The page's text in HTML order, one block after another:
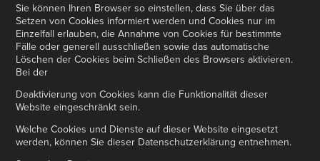
Sie können Ihren Browser so einstellen, dass Sie über das
Setzen von Cookies informiert werden und Cookies nur im
Einzelfall erlauben, die Annahme von Cookies für bestimmte
Fälle oder generell ausschließen sowie das automatische
Löschen der Cookies beim Schließen des Browsers aktivieren.
Bei der
Deaktivierung von Cookies kann die Funktionalität dieser
Website eingeschränkt sein.
Welche Cookies und Dienste auf dieser Website eingesetzt
werden, können Sie dieser Datenschutzerklärung entnehmen.